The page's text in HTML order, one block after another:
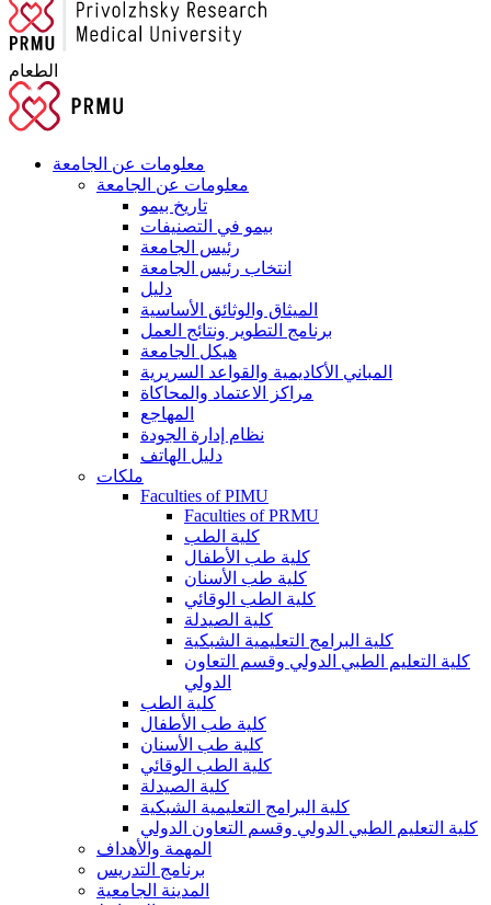
الطعام
معلومات عن الجامعة
معلومات عن الجامعة
تاريخ بيمو
بيمو في التصنيفات
رئيس الجامعة
انتخاب رئيس الجامعة
دليل
الميثاق والوثائق الأساسية
برنامج التطوير ونتائج العمل
هيكل الجامعة
المباني الأكاديمية والقواعد السريرية
مراكز الاعتماد والمحاكاة
المهاجع
نظام إدارة الجودة
دليل الهاتف
ملكات
Faculties of PIMU
Faculties of PRMU
كلية الطب
كلية طب الأطفال
كلية طب الأسنان
كلية الطب الوقائي
كلية الصيدلة
كلية البرامج التعليمية الشبكية
كلية التعليم الطبي الدولي وقسم التعاون
الدولي
كلية الطب
كلية طب الأطفال
كلية طب الأسنان
كلية الطب الوقائي
كلية الصيدلة
كلية البرامج التعليمية الشبكية
كلية التعليم الطبي الدولي وقسم التعاون الدولي
المهمة والأهداف
برنامج التدريس
المدينة الجامعية